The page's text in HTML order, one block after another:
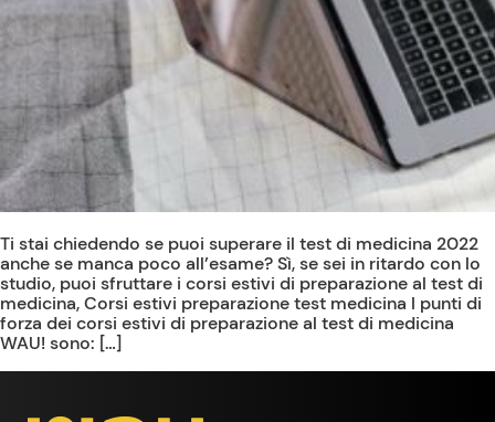
Ti stai chiedendo se puoi superare il test di medicina 2022
anche se manca poco all’esame? Sì, se sei in ritardo con lo
studio, puoi sfruttare i corsi estivi di preparazione al test di
medicina, Corsi estivi preparazione test medicina I punti di
forza dei corsi estivi di preparazione al test di medicina
WAU! sono: […]